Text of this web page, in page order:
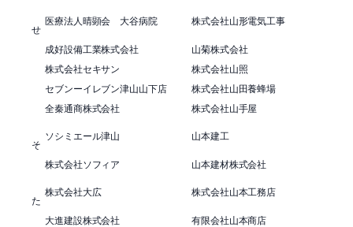
せ
医療法人晴顕会 大谷病院 株式会社山形電気工事
成好設備工業株式会社
山菊株式会社
株式会社セキサン
株式会社山照
セブンーイレブン津山山下店
株式会社山田養蜂場
全秦通商株式会社
株式会社山手屋
そ
ソシミエール津山 山本建工
株式会社ソフィア 山本建材株式会社
た
株式会社大広 株式会社山本工務店
大進建設株式会社
有限会社山本商店